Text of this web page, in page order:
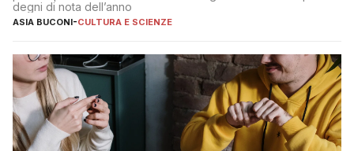
degni di nota dell’anno
ASIA BUCONI-CULTURA E SCIENZE